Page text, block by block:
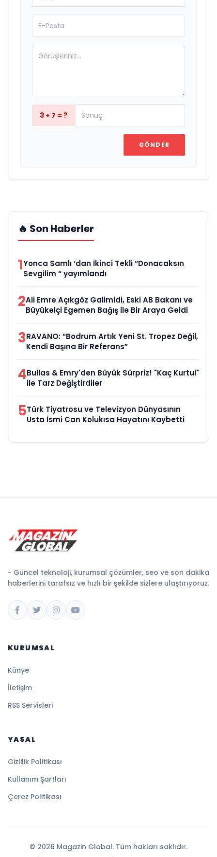
3 + 7 = ?
GÖNDER
🔥 Son Haberler
1Yonca Samlı ‘dan İkinci Tekli “Donacaksın
Sevgilim “ yayımlandı
2Ali Emre Açıkgöz Galimidi, Eski AB Bakanı ve
Büyükelçi Egemen Bağış ile Bir Araya Geldi
3RAVANO: “Bodrum Artık Yeni St. Tropez Değil,
Kendi Başına Bir Referans”
4Bullas & Emry'den Büyük Sürpriz! "Kaç Kurtul"
ile Tarz Değiştirdiler
5Türk Tiyatrosu ve Televizyon Dünyasının
Usta İsmi Can Kolukısa Hayatını Kaybetti
- Güncel teknoloji, kurumsal çözümler, seo ve son dakika
haberlerini tarafsız ve hızlı bir şekilde sizlere ulaştırıyoruz.
KURUMSAL
Künye
İletişim
RSS Servisleri
YASAL
Gizlilik Politikası
Kullanım Şartları
Çerez Politikası
© 2026 Magazin Global. Tüm hakları saklıdır.